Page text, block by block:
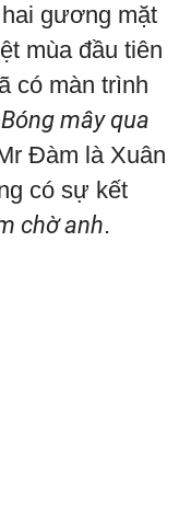
gương mặt
mùa đầu tiên
có màn trình
Bóng mây qua
Đàm là Xuân
có sự kết
chờ anh.